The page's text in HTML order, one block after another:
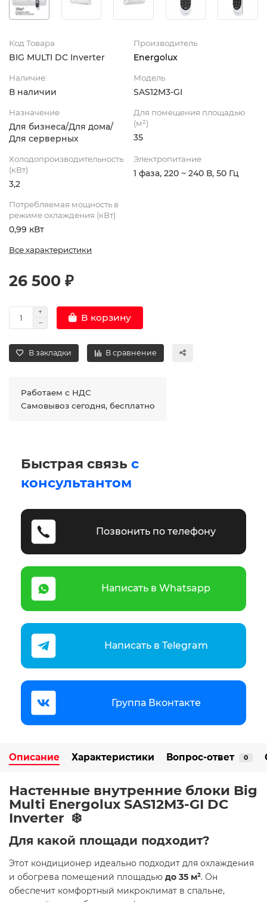
Код Товара
BIG MULTI DC Inverter
Производитель
Energolux
Наличие:
В наличии
Модель
SAS12M3-GI
Назначение
Для бизнеса/Для дома/
Для серверных
Для помещения площадью
(м²)
35
Холодопроизводительность
(кВт)
3,2
Электропитание
1 фаза, 220 ~ 240 В, 50 Гц
Потребляемая мощность в
режиме охлаждения (кВт)
0,99 кВт
Все характеристики
26 500 ₽
В корзину
В закладки В сравнение
Работаем с НДС
Самовывоз сегодня, бесплатно
Быстрая связь с
консультантом
Позвонить по телефону
Написать в Whatsapp
Написать в Telegram
Группа Вконтакте
Описание Характеристики Вопрос-ответ 0
Настенные внутренние блоки Big
Multi Energolux SAS12M3-GI DC
Inverter ️❄️
Для какой площади подходит?
Этот кондиционер идеально подходит для охлаждения
и обогрева помещений площадью до 35 м². Он
обеспечит комфортный микроклимат в спальне,